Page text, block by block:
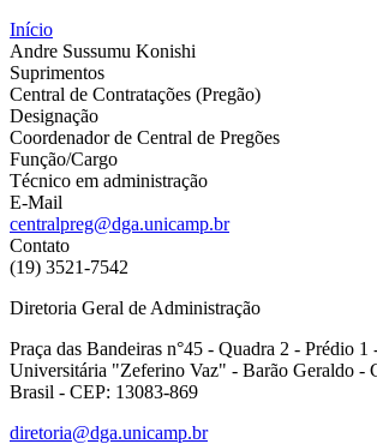
Início
Andre Sussumu Konishi
Suprimentos
Central de Contratações (Pregão)
Designação
Coordenador de Central de Pregões
Função/Cargo
Técnico em administração
E-Mail
centralpreg@dga.unicamp.br
Contato
(19) 3521-7542
Diretoria Geral de Administração
Praça das Bandeiras n°45 - Quadra 2 - Prédio 1
Universitária "Zeferino Vaz" - Barão Geraldo -
Brasil - CEP: 13083-869
diretoria@dga.unicamp.br